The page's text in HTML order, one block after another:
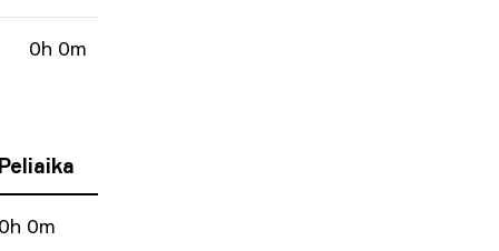
0h 0m
Peliaika
0h 0m